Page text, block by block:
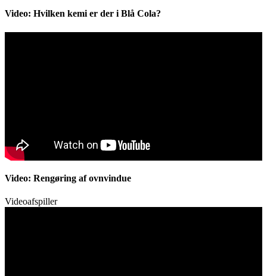
Video: Hvilken kemi er der i Blå Cola?
Video: Rengøring af ovnvindue
Videoafspiller